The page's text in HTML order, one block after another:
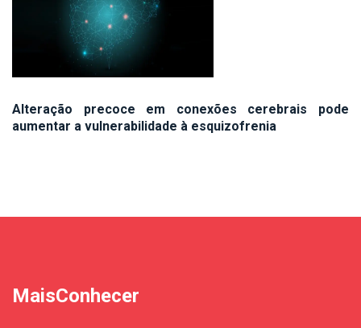
Alteração precoce em conexões cerebrais pode
aumentar a vulnerabilidade à esquizofrenia
MaisConhecer